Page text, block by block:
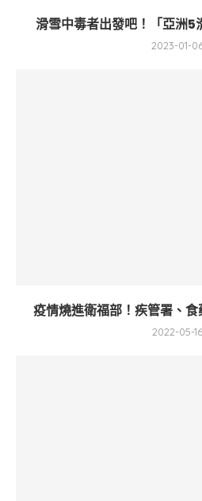
滑雪中毒者出發吧！「亞洲5
2023-01-
疫情燒進衛福部！疾管署、
2022-05-16